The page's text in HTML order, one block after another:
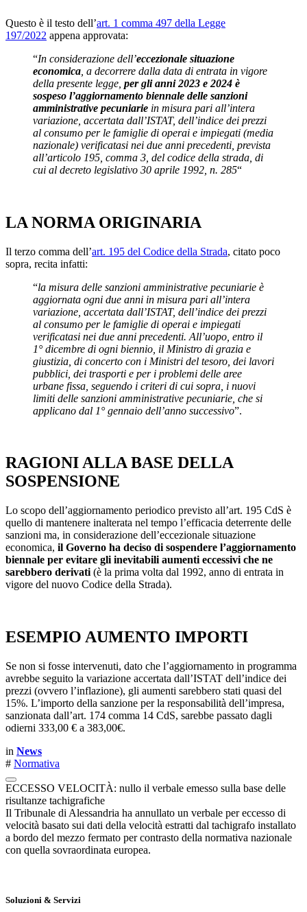
Questo è il testo dell’art. 1 comma 497 della Legge
197/2022 appena approvata:
“In considerazione dell’eccezionale situazione
economica , a decorrere dalla data di entrata in vigore
della presente legge, per gli anni 2023 e 2024 è
sospeso l’aggiornamento biennale delle sanzioni
amministrative pecuniarie in misura pari all’intera
variazione, accertata dall’ISTAT, dell’indice dei prezzi
al consumo per le famiglie di operai e impiegati (media
nazionale) verificatasi nei due anni precedenti, prevista
all’articolo 195, comma 3, del codice della strada, di
cui al decreto legislativo 30 aprile 1992, n. 285“
LA NORMA ORIGINARIA
Il terzo comma dell’art. 195 del Codice della Strada, citato poco
sopra, recita infatti:
“la misura delle sanzioni amministrative pecuniarie è
aggiornata ogni due anni in misura pari all’intera
variazione, accertata dall’ISTAT, dell’indice dei prezzi
al consumo per le famiglie di operai e impiegati
verificatasi nei due anni precedenti. All’uopo, entro il
1° dicembre di ogni biennio, il Ministro di grazia e
giustizia, di concerto con i Ministri del tesoro, dei lavori
pubblici, dei trasporti e per i problemi delle aree
urbane fissa, seguendo i criteri di cui sopra, i nuovi
limiti delle sanzioni amministrative pecuniarie, che si
applicano dal 1° gennaio dell’anno successivo”.
RAGIONI ALLA BASE DELLA
SOSPENSIONE
Lo scopo dell’aggiornamento periodico previsto all’art. 195 CdS è
quello di mantenere inalterata nel tempo l’efficacia deterrente delle
sanzioni ma, in considerazione dell’eccezionale situazione
economica, il Governo ha deciso di sospendere l’aggiornamento
biennale per evitare gli inevitabili aumenti eccessivi che ne
sarebbero derivati (è la prima volta dal 1992, anno di entrata in
vigore del nuovo Codice della Strada).
ESEMPIO AUMENTO IMPORTI
Se non si fosse intervenuti, dato che l’aggiornamento in programma
avrebbe seguito la variazione accertata dall’ISTAT dell’indice dei
prezzi (ovvero l’inflazione), gli aumenti sarebbero stati quasi del
15%. L’importo della sanzione per la responsabilità dell’impresa,
sanzionata dall’art. 174 comma 14 CdS, sarebbe passato dagli
odierni 333,00 € a 383,00€.
in News
# Normativa
ECCESSO VELOCITÀ: nullo il verbale emesso sulla base delle
risultanze tachigrafiche
Il Tribunale di Alessandria ha annullato un verbale per eccesso di
velocità basato sui dati della velocità estratti dal tachigrafo installato
a bordo del mezzo fermato per contrasto della normativa nazionale
con quella sovraordinata europea.
Soluzioni & Servizi